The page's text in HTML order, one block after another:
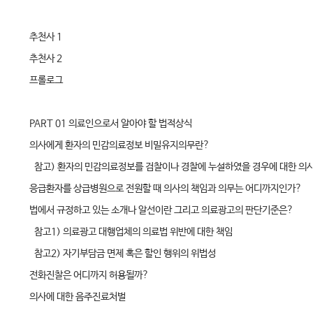
추천사 1
추천사 2
프롤로그
PART 01 의료인으로서 알아야 할 법적상식
의사에게 환자의 민감의료정보 비밀유지의무란?
참고) 환자의 민감의료정보를 검찰이나 경찰에 누설하였을 경우에 대한 의
응급환자를 상급병원으로 전원할 때 의사의 책임과 의무는 어디까지인가?
법에서 규정하고 있는 소개나 알선이란 그리고 의료광고의 판단기준은?
참고1) 의료광고 대행업체의 의료법 위반에 대한 책임
참고2) 자기부담금 면제 혹은 할인 행위의 위법성
전화진찰은 어디까지 허용될까?
의사에 대한 음주진료처벌